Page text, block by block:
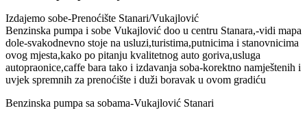
Izdajemo sobe-Prenoćište Stanari/Vukajlović
Benzinska pumpa i sobe Vukajlović doo u centru Stanara,-vidi mapa
dole-svakodnevno stoje na usluzi,turistima,putnicima i stanovnicima
ovog mjesta,kako po pitanju kvalitetnog auto goriva,usluga
autopraonice,caffe bara tako i izdavanja soba-korektno namještenih i
uvjek spremnih za prenoćište i duži boravak u ovom gradiću
Benzinska pumpa sa sobama-Vukajlović Stanari